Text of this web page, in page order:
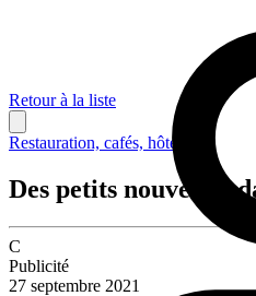
Retour à la liste
Restauration, cafés, hôtellerie
Des petits nouveaux
C
Publicité
27 septembre 2021